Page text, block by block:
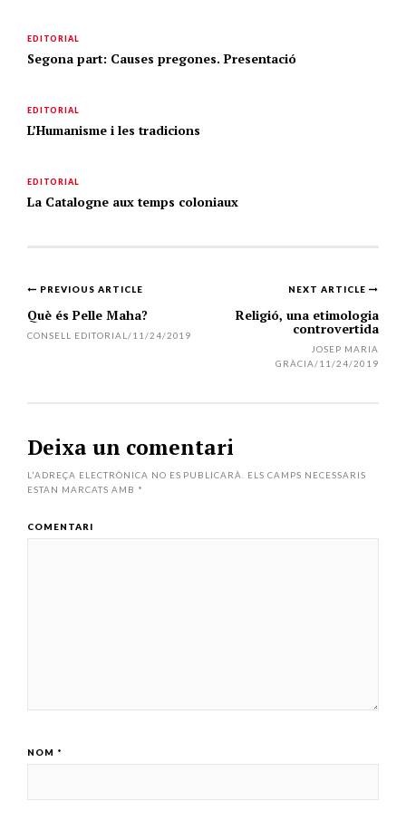
EDITORIAL
Segona part: Causes pregones. Presentació
EDITORIAL
L’Humanisme i les tradicions
EDITORIAL
La Catalogne aux temps coloniaux
Post
navigation
NEXT ARTICLE
Religió, una etimologia
controvertida
JOSEP MARIA
GRÀCIA/11/24/2019
PREVIOUS ARTICLE
Què és Pelle Maha?
CONSELL EDITORIAL /11/24/2019
Deixa un comentari
L'ADREÇA ELECTRÒNICA NO ES PUBLICARÀ.
ELS CAMPS NECESSARIS
ESTAN MARCATS AMB *
COMENTARI
NOM *